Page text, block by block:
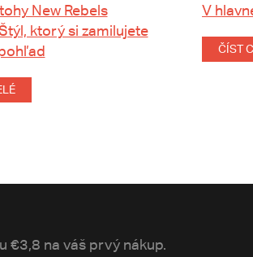
New Rebels
ktorý si zamilujete
V
ČÍST
€3,8 na váš prvý nákup.